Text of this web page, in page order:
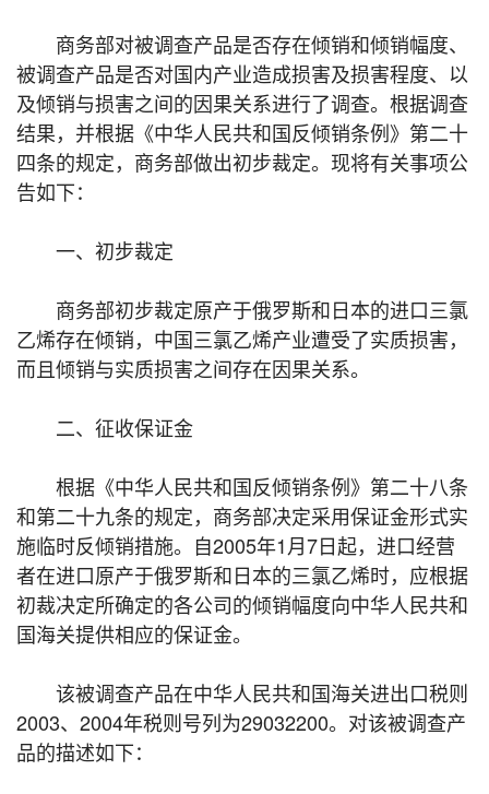
商务部对被调查产品是否存在倾销和倾销幅度、
被调查产品是否对国内产业造成损害及损害程度、以
及倾销与损害之间的因果关系进行了调查。根据调查
结果，并根据《中华人民共和国反倾销条例》第二十
四条的规定，商务部做出初步裁定。现将有关事项公
告如下：
一、初步裁定
商务部初步裁定原产于俄罗斯和日本的进口三氯
乙烯存在倾销，中国三氯乙烯产业遭受了实质损害，
而且倾销与实质损害之间存在因果关系。
二、征收保证金
根据《中华人民共和国反倾销条例》第二十八条
和第二十九条的规定，商务部决定采用保证金形式实
施临时反倾销措施。自2005年1月7日起，进口经营
者在进口原产于俄罗斯和日本的三氯乙烯时，应根据
初裁决定所确定的各公司的倾销幅度向中华人民共和
国海关提供相应的保证金。
该被调查产品在中华人民共和国海关进出口税则
2003、2004年税则号列为29032200。对该被调查产
品的描述如下：